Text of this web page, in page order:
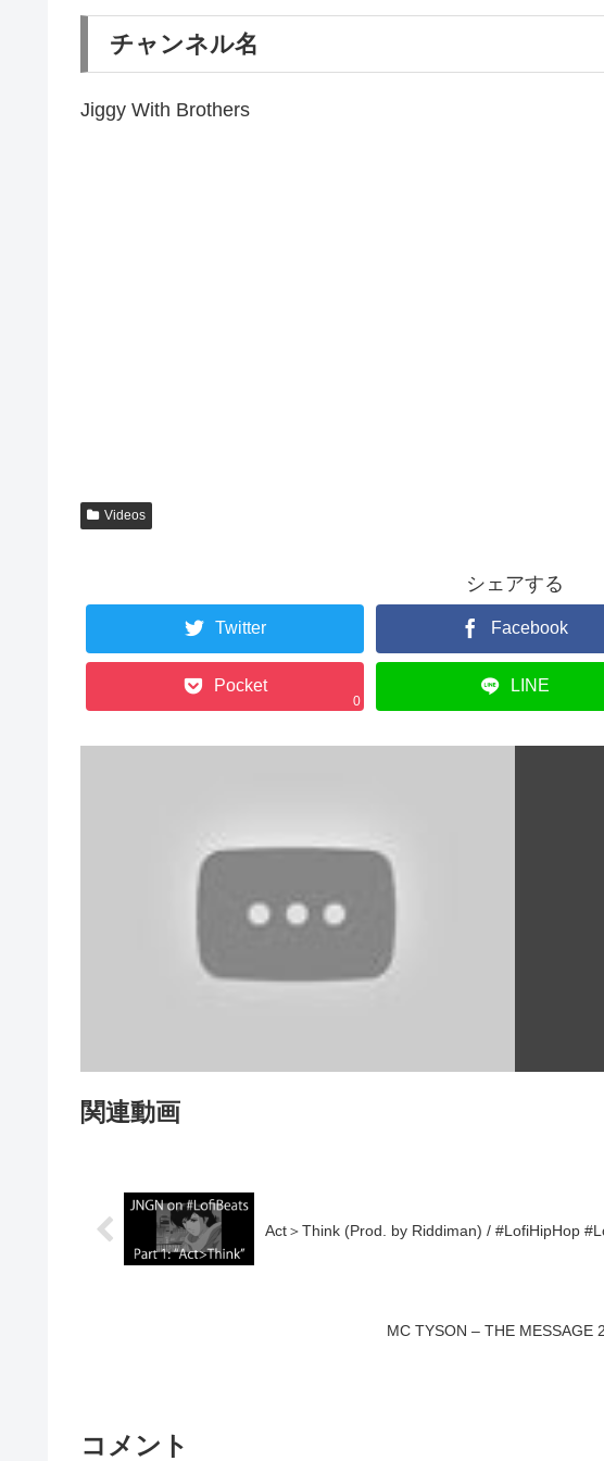
チャンネル名
Jiggy With Brothers
Videos
シェアする
Twitter Facebook
Pocket
0
LINE
関連動画
Act＞Think (Prod. by Riddiman) / #LofiHipHop
MC TYSON – THE MESSAGE
コメント